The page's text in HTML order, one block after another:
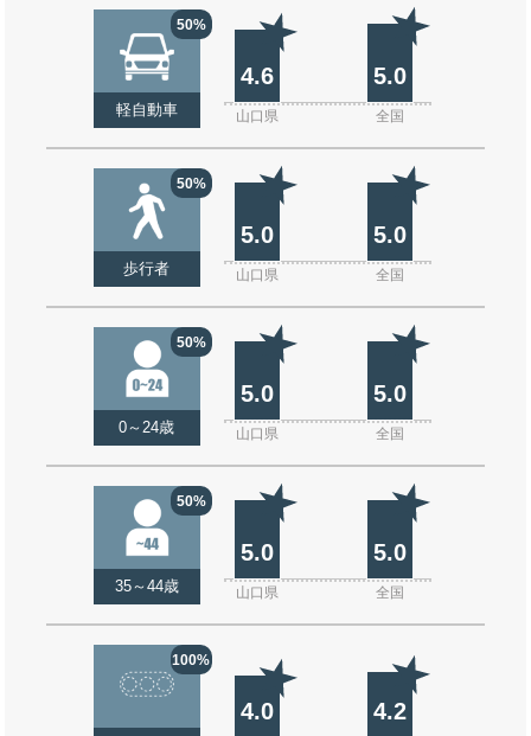
50%
軽自動車
4.6 5.0
山口県 全国
50%
歩行者
5.0 5.0
山口県 全国
50%
0～24歳
5.0 5.0
山口県 全国
50%
35～44歳
5.0 5.0
山口県 全国
100%
4.0 4.2